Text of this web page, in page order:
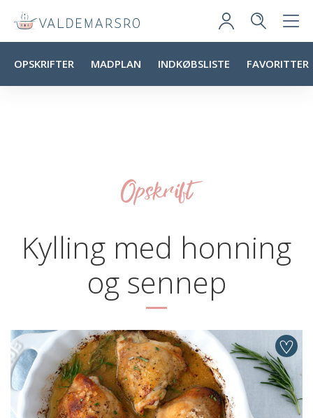
OPSKRIFTER MADPLAN INDKØBSLISTE FAVORITTER
Opskrift
Kylling med honning
og sennep